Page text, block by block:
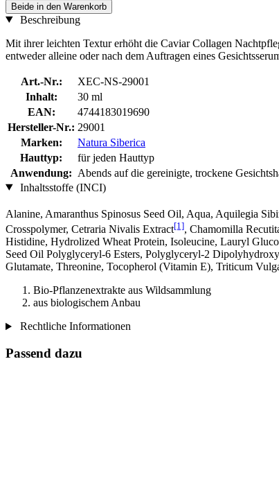
Beide in den Warenkorb
Beschreibung
Mit ihrer leichten Textur erhöht die Caviar Collagen
entweder alleine oder nach dem Auftragen eines
Art.-Nr.:
XEC-NS-29001
Inhalt:
30 ml
EAN:
4744183019690
Hersteller-Nr.: 29001
Marken:
Natura Siberica
Hauttyp:
für jeden Hauttyp
Anwendung: Abends auf die gereinigte, trockene
Inhaltsstoffe (INCI)
Alanine, Amaranthus Spinosus Seed Oil, Aqua, Aquilegia
Crosspolymer, Cetraria Nivalis Extract[1], Chamomilla
Histidine, Hydrolized Wheat Protein, Isoleucine, Lauryl
Seed Oil Polyglyceryl-6 Esters, Polyglyceryl-2
Glutamate, Threonine, Tocopherol (Vitamin E), Triticum
Bio-Pflanzenextrakte aus Wildsammlung
aus biologischem Anbau
Rechtliche Informationen
Passend dazu